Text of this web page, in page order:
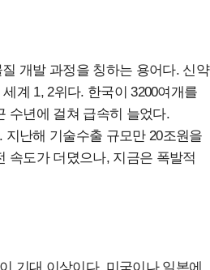
개발 과정을 칭하는 용어다. 신약
계 1, 2위다. 한국이 3200여개를
수년에 걸쳐 급속히 늘었다.
난해 기술수출 규모만 20조원을
속도가 더뎠으나, 지금은 폭발적